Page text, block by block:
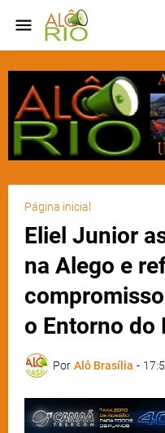
Página inicial
Eliel Junior
na Alego e
o Entorno do
Por Alô Brasília -